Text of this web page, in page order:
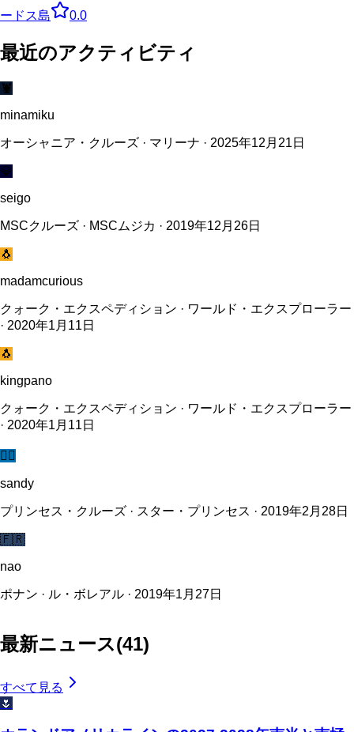
ードス島
0.0
最近のアクティビティ
🦞
minamiku
オーシャニア・クルーズ · マリーナ · 2025年12月21日
💎
seigo
MSCクルーズ · MSCムジカ · 2019年12月26日
🐧
madamcurious
クォーク・エクスペディション · ワールド・エクスプローラー
· 2020年1月11日
🐧
kingpano
クォーク・エクスペディション · ワールド・エクスプローラー
· 2020年1月11日
🧜‍♀️
sandy
プリンセス・クルーズ · スター・プリンセス · 2019年2月28日
🇫🇷
nao
ポナン · ル・ボレアル · 2019年1月27日
最新ニュース(41)
すべて見る
🌷